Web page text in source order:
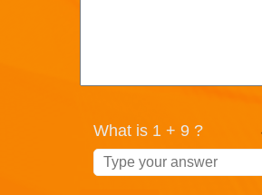
What is 1 + 9 ?
Answer
for
1